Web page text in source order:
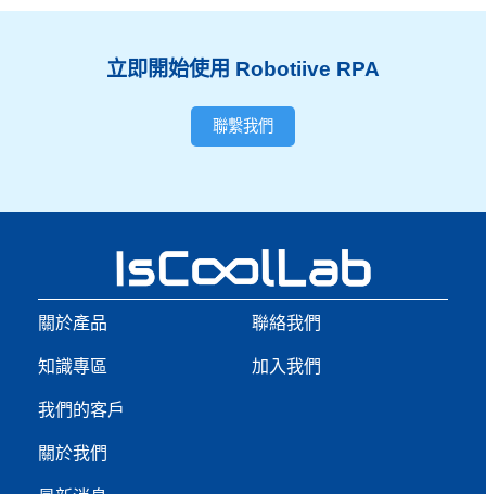
立即開始使用 Robotiive RPA
聯繫我們
關於產品
知識專區
我們的客戶
關於我們
聯絡我們
加入我們